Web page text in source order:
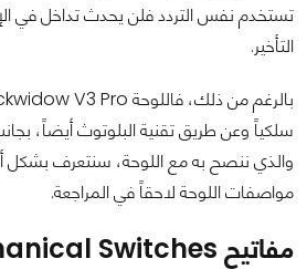
تستخدم نفس التردد فلن يحدث تداخل في
التأخير.
سلكياً وعن طريق تقنية البلوتوث أيضاً،
والذي ننصح به مع اللوحة، سنتعرف بشكل
مواصفات اللوحة لاحقاً في المراجعة.
مفاتيح Razer Mechanical Switches